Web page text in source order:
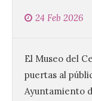
24 Feb 2026
El Museo del
puertas al
Ayuntamiento